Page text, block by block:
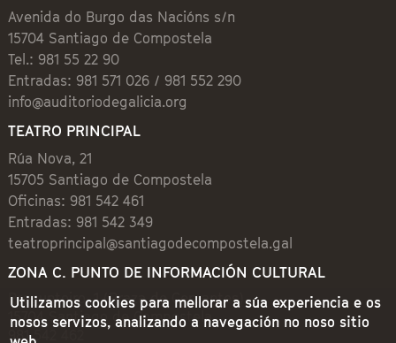
Avenida do Burgo das Nacións s/n
15704 Santiago de Compostela
Tel.: 981 55 22 90
Entradas: 981 571 026 / 981 552 290
info@auditoriodegalicia.org
TEATRO PRINCIPAL
Rúa Nova, 21
15705 Santiago de Compostela
Oficinas: 981 542 461
Entradas: 981 542 349
teatroprincipal@santiagodecompostela.gal
ZONA C. PUNTO DE INFORMACIÓN CULTURAL
Preguntoiro, 1 (Praza de Cervantes)
15704 Santiago de Compostela
981 542 462
Utilizamos cookies para mellorar a súa experiencia e os
nosos servizos, analizando a navegación no noso sitio